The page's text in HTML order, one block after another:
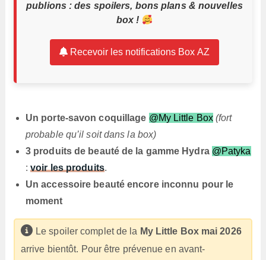
publions : des spoilers, bons plans & nouvelles
box !
Recevoir les notifications Box AZ
Un porte-savon coquillage @My Little Box (fort
probable qu’il soit dans la box)
3 produits de beauté de la gamme Hydra @Patyka
:voir les produits.
Un accessoire beauté encore inconnu pour le
moment
Le spoiler complet de la My Little Box mai 2026
arrive bientôt. Pour être prévenue en avant-